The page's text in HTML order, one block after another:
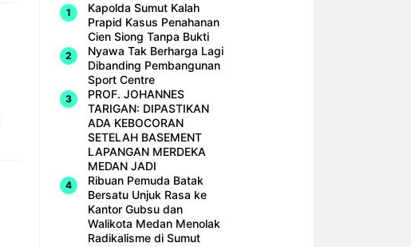
Kapolda Sumut Kalah
Prapid Kasus Penahanan
Cien Siong Tanpa Bukti
Nyawa Tak Berharga Lagi
Dibanding Pembangunan
Sport Centre
PROF. JOHANNES
TARIGAN: DIPASTIKAN
ADA KEBOCORAN
SETELAH BASEMENT
LAPANGAN MERDEKA
MEDAN JADI
Ribuan Pemuda Batak
Bersatu Unjuk Rasa ke
Kantor Gubsu dan
Walikota Medan Menolak
Radikalisme di Sumut